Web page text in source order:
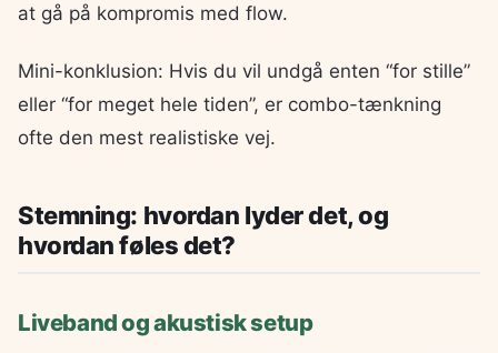
at gå på kompromis med flow.
Mini-konklusion: Hvis du vil undgå enten “for stille”
eller “for meget hele tiden”, er combo-tænkning
ofte den mest realistiske vej.
Stemning: hvordan lyder det, og
hvordan føles det?
Liveband og akustisk setup